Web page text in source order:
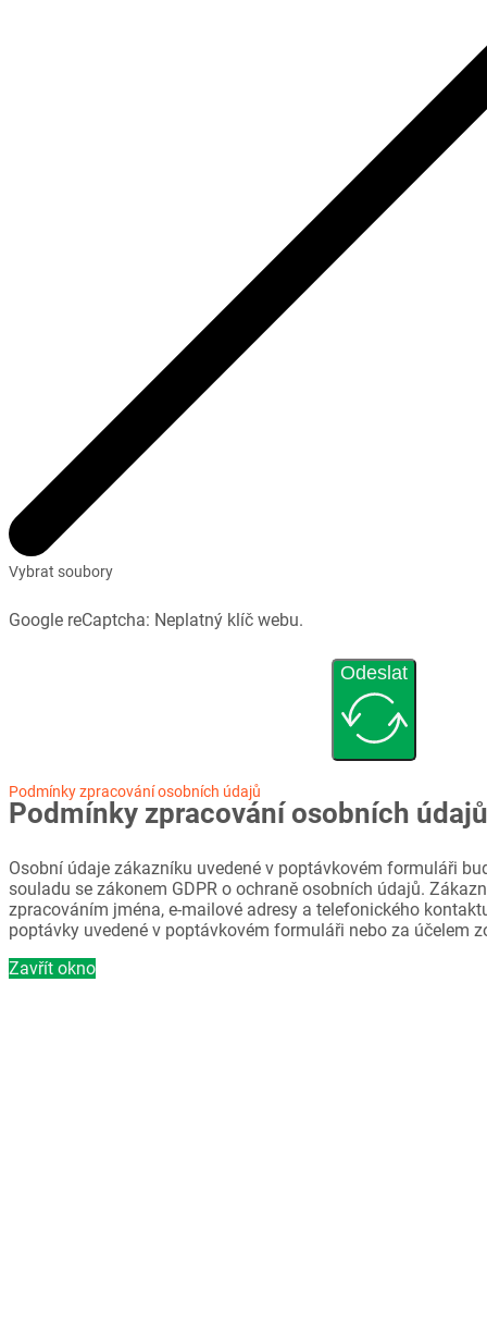
Vybrat soubory
Google reCaptcha: Neplatný klíč webu.
Odeslat
Podmínky zpracování osobních údajů
Podmínky zpracování osobních údajů
Osobní údaje zákazníku uvedené v poptávkovém formuláři
souladu se zákonem GDPR o ochraně osobních údajů.
zpracováním jména, e-mailové adresy a telefonického
poptávky uvedené v poptávkovém formuláři nebo za účelem
Zavřít okno